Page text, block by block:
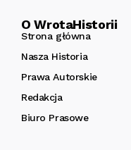
O WrotaHistorii
Strona główna
Nasza Historia
Prawa Autorskie
Redakcja
Biuro Prasowe